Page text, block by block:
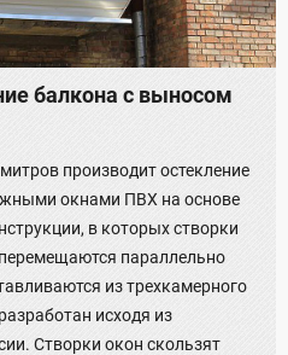
балкона с выносом
производит остекление
окнами ПВХ на основе
в которых створки
параллельно
из трехкамерного
исходя из
Створки окон скользят